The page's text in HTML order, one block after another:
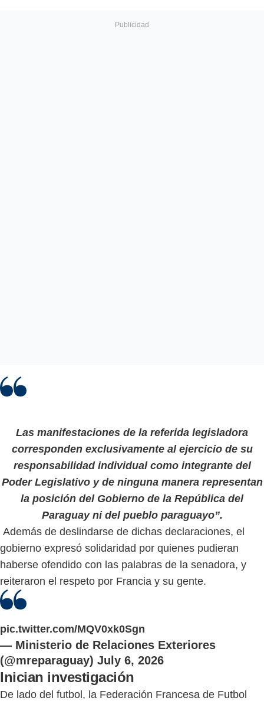
Las manifestaciones de la referida legisladora
corresponden exclusivamente al ejercicio de su
responsabilidad individual como integrante del
Poder Legislativo y de ninguna manera representan
la posición del Gobierno de la República del
Paraguay ni del pueblo paraguayo”.
Además de deslindarse de dichas declaraciones, el
gobierno expresó solidaridad por quienes pudieran
haberse ofendido con las palabras de la senadora, y
reiteraron el respeto por Francia y su gente.
pic.twitter.com/MQV0xk0Sgn
— Ministerio de Relaciones Exteriores
(@mreparaguay) July 6, 2026
Inician investigación
De lado del futbol, la Federación Francesa de Futbol